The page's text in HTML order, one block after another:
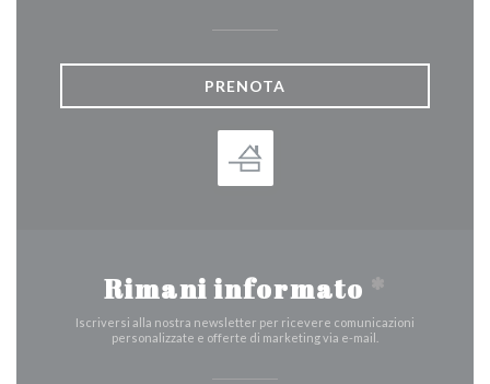
PRENOTA
Rimani informato *
Iscriversi alla nostra newsletter per ricevere comunicazioni
personalizzate e offerte di marketing via e-mail.